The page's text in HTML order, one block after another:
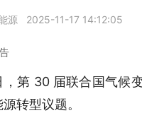
源 2025-11-17 14:12:05
，第 30 届联合国气候
转型议题。